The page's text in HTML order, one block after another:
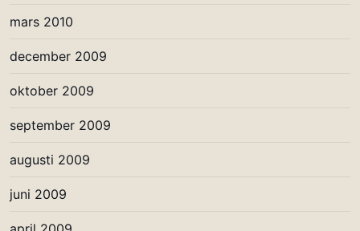
mars 2010
december 2009
oktober 2009
september 2009
augusti 2009
juni 2009